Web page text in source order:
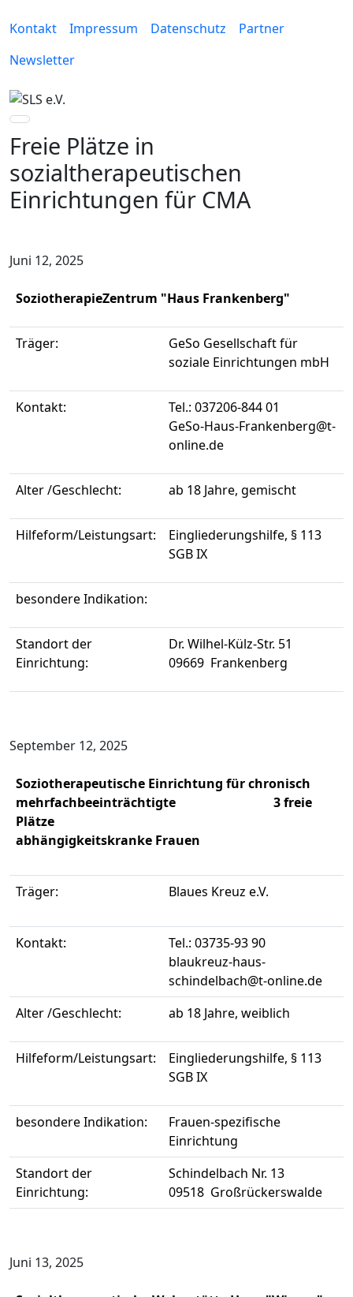
Kontakt Impressum Datenschutz
Partner
Newsletter
Freie Plätze in
sozialtherapeutischen
Einrichtungen für CMA
Juni 12, 2025
SoziotherapieZentrum "Haus Frankenberg"
Träger:
GeSo Gesellschaft für
soziale Einrichtungen mbH
Kontakt:
Tel.: 037206-844 01
GeSo-Haus-Frankenberg@t-
online.de
Alter /Geschlecht: ab 18 Jahre, gemischt
Hilfeform/Leistungsart:
Eingliederungshilfe, § 113
SGB IX
besondere Indikation:
Standort der
Einrichtung:
Dr. Wilhel-Külz-Str. 51
09669 Frankenberg
September 12, 2025
Soziotherapeutische Einrichtung fürchronisch
mehrfachbeeinträchtigte 3 freie
Plätze
abhängigkeitskranke Frauen
Träger: Blaues Kreuz e.V.
Kontakt:
Tel.: 03735-93 90
blaukreuz-haus-
schindelbach@t-online.de
Alter /Geschlecht:
ab 18 Jahre, weiblich
Hilfeform/Leistungsart:
Eingliederungshilfe, § 113
SGB IX
besondere Indikation:
Frauen-spezifische
Einrichtung
Standort der
Einrichtung:
Schindelbach Nr. 13
09518 Großrückerswalde
Juni 13, 2025